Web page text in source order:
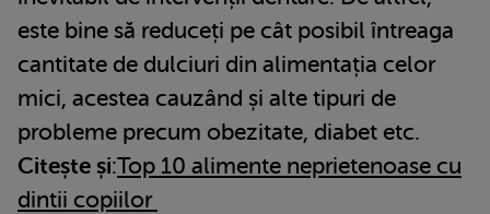
este bine să reduceți pe cât posibil întreaga
cantitate de dulciuri din alimentația celor
mici, acestea cauzând și alte tipuri de
probleme precum obezitate, diabet etc.
Citește și:Top 10 alimente neprietenoase cu
dintii copiilor